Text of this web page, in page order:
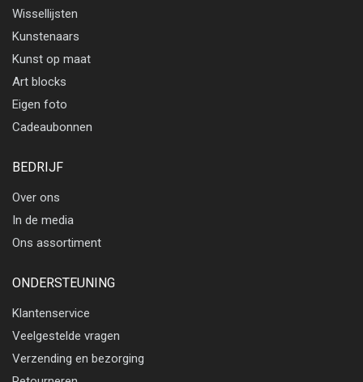
Wissellijsten
Kunstenaars
Kunst op maat
Art blocks
Eigen foto
Cadeaubonnen
BEDRIJF
Over ons
In de media
Ons assortiment
ONDERSTEUNING
Klantenservice
Veelgestelde vragen
Verzending en bezorging